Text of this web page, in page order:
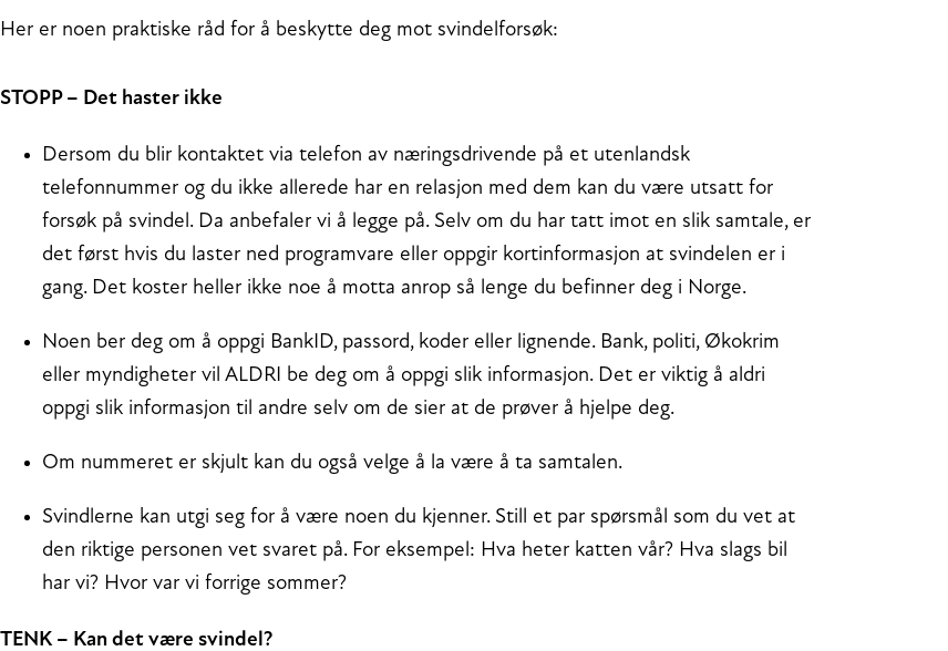
Her er noen praktiske råd for å beskytte deg mot svindelforsøk:
STOPP – Det haster ikke
Dersom du blir kontaktet via telefon av næringsdrivende på et utenlandsk
telefonnummer og du ikke allerede har en relasjon med dem kan du være utsatt for
forsøk på svindel. Da anbefaler vi å legge på. Selv om du har tatt imot en slik samtale, er
det først hvis du laster ned programvare eller oppgir kortinformasjon at svindelen er i
gang. Det koster heller ikke noe å motta anrop så lenge du befinner deg i Norge.
Noen ber deg om å oppgi BankID, passord, koder eller lignende. Bank, politi, Økokrim
eller myndigheter vil ALDRI be deg om å oppgi slik informasjon. Det er viktig å aldri
oppgi slik informasjon til andre selv om de sier at de prøver å hjelpe deg.
Om nummeret er skjult kan du også velge å la være å ta samtalen.
Svindlerne kan utgi seg for å være noen du kjenner. Still et par spørsmål som du vet at
den riktige personen vet svaret på. For eksempel: Hva heter katten vår? Hva slags bil
har vi? Hvor var vi forrige sommer?
TENK – Kan det være svindel?